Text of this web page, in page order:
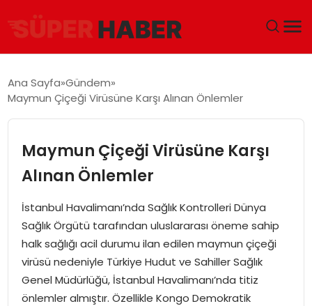
GÜNDEM
DÜNYA
EĞITIM
EKONOMI
MAGAZIN
SAĞLIK
Ana Sayfa Gündem
Maymun Çiçeği Virüsüne Karşı Alınan Önlemler
Maymun Çiçeği Virüsüne Karşı
Alınan Önlemler
İstanbul Havalimanı’nda Sağlık Kontrolleri Dünya
Sağlık Örgütü tarafından uluslararası öneme sahip
halk sağlığı acil durumu ilan edilen maymun çiçeği
virüsü nedeniyle Türkiye Hudut ve Sahiller Sağlık
Genel Müdürlüğü, İstanbul Havalimanı’nda titiz
önlemler almıştır. Özellikle Kongo Demokratik